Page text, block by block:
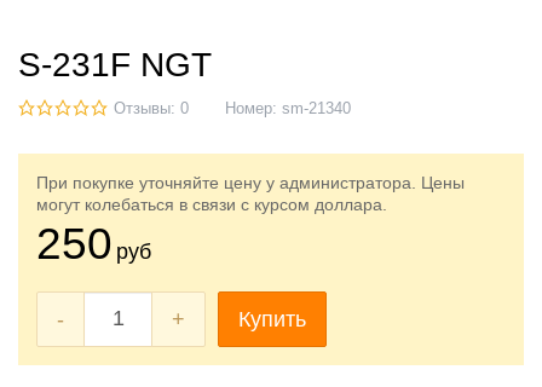
S-231F NGT
Отзывы: 0 Номер: sm-21340
При покупке уточняйте цену у администратора. Цены
могут колебаться в связи с курсом доллара.
250 руб
- + Купить